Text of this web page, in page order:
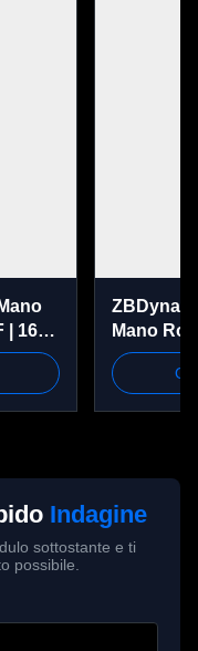
plastica
0~31°
| 16
Mano
Payload,
Indagine
sottostante e ti
possibile.